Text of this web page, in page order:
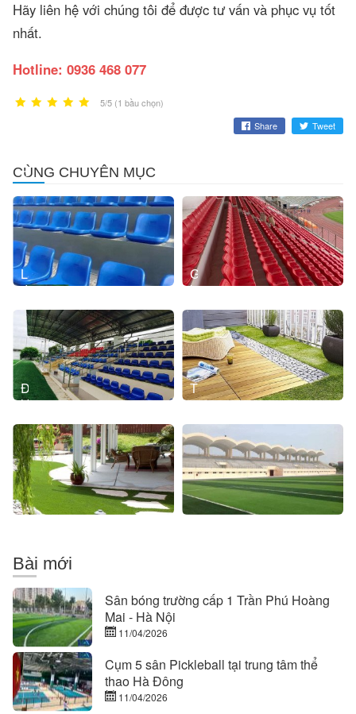
Hãy liên hệ với chúng tôi để được tư vấn và phục vụ tốt
nhất.
Hotline: 0936 468 077
5/5 (1 bầu chọn)
Share
Tweet
CÙNG CHUYÊN MỤC
GIÁ
SÂN
VẬN
ĐỘNG
KHÁN
ĐÀI
Lắp
đặt
ghế
khán
đài
Giá
bán
thảm
cỏ
nhựa
nhân
tạo
chất
lượng
Đại
lý
cấp
thảm
cỏ
nhân
tạo
tại
Thi
công
cỏ
nhân
tạo
Bài mới
Sân bóng trường cấp 1 Trần Phú Hoàng
Mai - Hà Nội
11/04/2026
Cụm 5 sân Pickleball tại trung tâm thể
thao Hà Đông
11/04/2026